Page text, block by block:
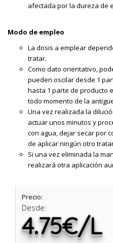
afectada por la dureza de
Modo de empleo
La dosis a emplear
tratar.
Como dato orientativo,
pueden oscilar desde 1
hasta 1 parte de producto
todo momento de la
Una vez realizada la
actuar unos minutos y
con agua, dejar secar por
de aplicar ningún otro
Si una vez eliminada la
realizará otra aplicación
Precio:
Desde:
4.75€/L